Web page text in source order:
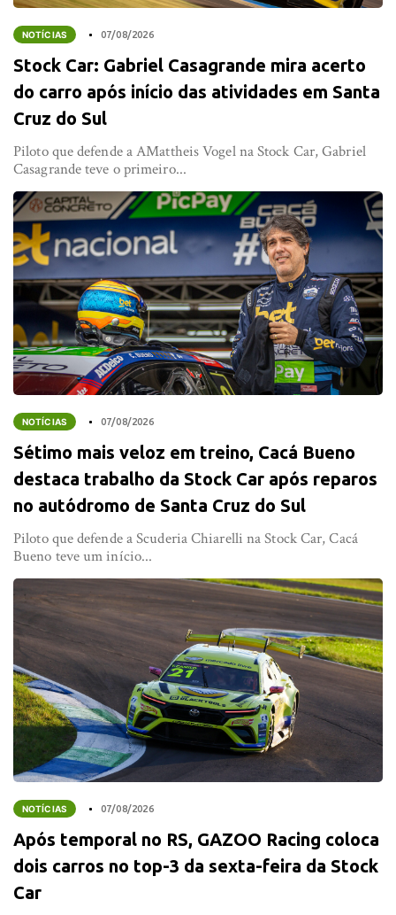
NOTÍCIAS 07/08/2026
Stock Car: Gabriel Casagrande mira acerto
do carro após início das atividades em Santa
Cruz do Sul
Piloto que defende a AMattheis Vogel na Stock Car, Gabriel
Casagrande teve o primeiro...
NOTÍCIAS 07/08/2026
Sétimo mais veloz em treino, Cacá Bueno
destaca trabalho da Stock Car após reparos
no autódromo de Santa Cruz do Sul
Piloto que defende a Scuderia Chiarelli na Stock Car, Cacá
Bueno teve um início...
NOTÍCIAS 07/08/2026
Após temporal no RS, GAZOO Racing coloca
dois carros no top-3 da sexta-feira da Stock
Car